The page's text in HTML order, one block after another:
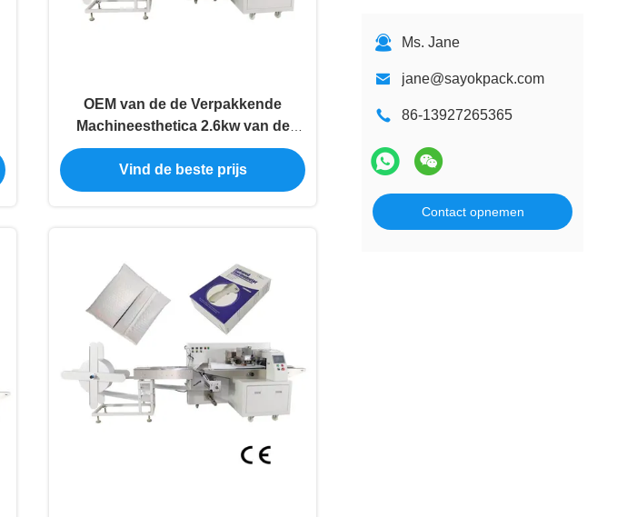
Ms. Jane
jane@sayokpack.com
86-13927265365
Contact opnemen
OEM van de de Verpakkende
Machineesthetica 2.6kw van de
Luchtbelfilm Machine van de de
Zakverpakking de Auto
Vind de beste prijs